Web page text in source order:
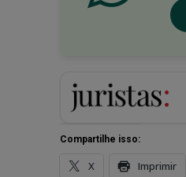
Compartilhe isso:
X Imprimir